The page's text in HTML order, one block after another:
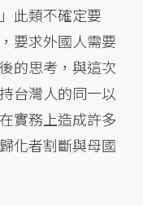
此類不確定要
要求外國人需要
的思考，與這次
台灣人的同一以
實務上造成許多
化者割斷與母國